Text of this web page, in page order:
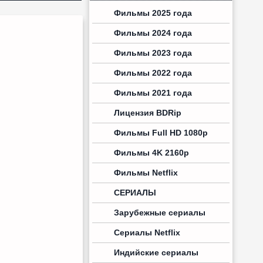
Фильмы 2025 года
Фильмы 2024 года
Фильмы 2023 года
Фильмы 2022 года
Фильмы 2021 года
Лицензия BDRip
Фильмы Full HD 1080p
Фильмы 4K 2160p
Фильмы Netflix
СЕРИАЛЫ
Зарубежные сериалы
Сериалы Netflix
Индийские сериалы